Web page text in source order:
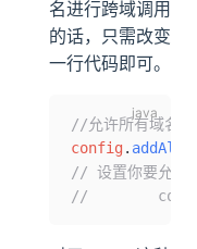
名进行跨域调用
的话，只需改变
一行代码即可。
//允许所有域名进
config .
// 设置你要允许
//